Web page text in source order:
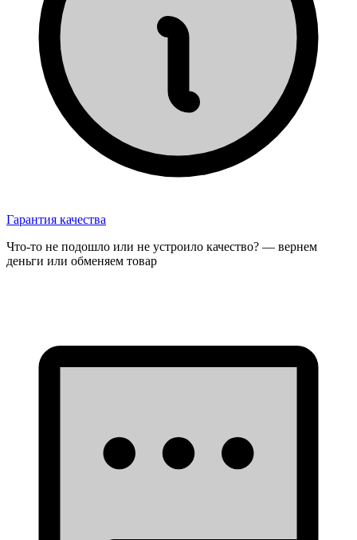
Гарантия качества
Что-то не подошло или не устроило качество? — вернем
деньги или обменяем товар